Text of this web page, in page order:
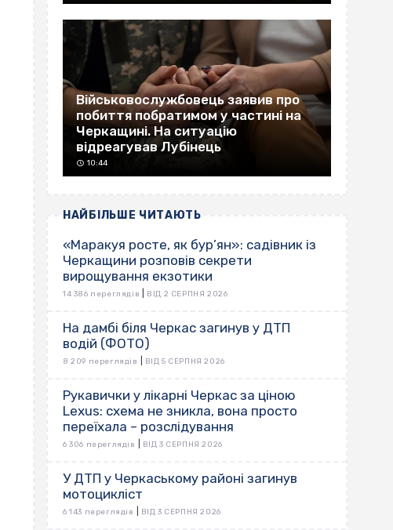
Військовослужбовець заявив про
побиття побратимом у частині на
Черкащині. На ситуацію
відреагував Лубінець
10:44
НАЙБІЛЬШЕ ЧИТАЮТЬ
«Маракуя росте, як бур’ян»: садівник із
Черкащини розповів секрети
вирощування екзотики
14 386 переглядів ВІД 2 СЕРПНЯ 2026
На дамбі біля Черкас загинув у ДТП
водій (ФОТО)
8 209 переглядів ВІД 5 СЕРПНЯ 2026
Рукавички у лікарні Черкас за ціною
Lexus: схема не зникла, вона просто
переїхала – розслідування
6 306 переглядів ВІД 3 СЕРПНЯ 2026
У ДТП у Черкаському районі загинув
мотоцикліст
6 143 переглядів ВІД 3 СЕРПНЯ 2026